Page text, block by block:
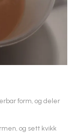
form, og deler
og sett kvikk